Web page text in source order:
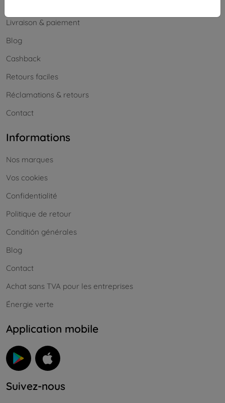
Livraison & paiement
Blog
Cashback
Retours faciles
Réclamations & retours
Contact
Informations
Nos marques
Vos cookies
Confidentialité
Politique de retour
Conditión générales
Blog
Contact
Achat sans TVA pour les entreprises
Énergie verte
Application mobile
Suivez-nous